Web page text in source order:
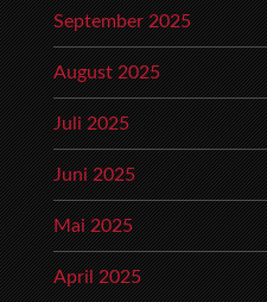
September 2025
August 2025
Juli 2025
Juni 2025
Mai 2025
April 2025